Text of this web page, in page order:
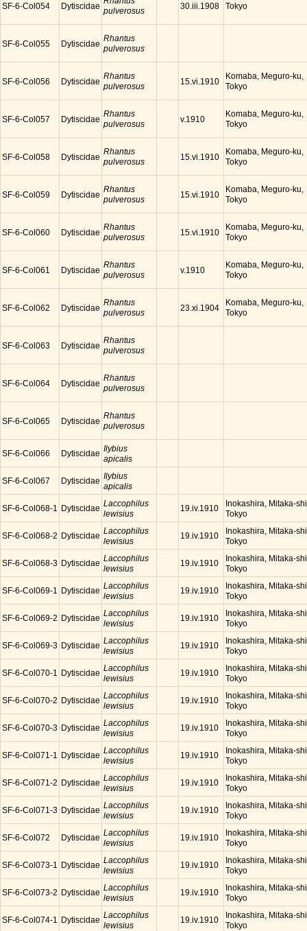
SF-6-Col054 Dytiscidae pulverosus
30.iii.1908 Tokyo
SF-6-Col055 Dytiscidae
Rhantus
pulverosus
SF-6-Col056 Dytiscidae
Rhantus
pulverosus
15.vi.1910
Komaba, Meguro-ku,
Tokyo
SF-6-Col057 Dytiscidae
Rhantus
pulverosus
v.1910
Komaba, Meguro-ku,
Tokyo
SF-6-Col058 Dytiscidae
Rhantus
pulverosus
15.vi.1910
Komaba, Meguro-ku,
Tokyo
SF-6-Col059 Dytiscidae
Rhantus
pulverosus
15.vi.1910
Komaba, Meguro-ku,
Tokyo
SF-6-Col060 Dytiscidae
Rhantus
pulverosus
15.vi.1910
Komaba, Meguro-ku,
Tokyo
SF-6-Col061 Dytiscidae
Rhantus
pulverosus
v.1910
Komaba, Meguro-ku,
Tokyo
SF-6-Col062 Dytiscidae
Rhantus
pulverosus
23.xi.1904
Komaba, Meguro-ku,
Tokyo
SF-6-Col063 Dytiscidae
Rhantus
pulverosus
SF-6-Col064 Dytiscidae
Rhantus
pulverosus
SF-6-Col065 Dytiscidae
Rhantus
pulverosus
SF-6-Col066 Dytiscidae Ilybius
apicalis
SF-6-Col067 Dytiscidae Ilybius
apicalis
SF-6-Col068-1 Dytiscidae Laccophilus
lewisius
19.iv.1910
Inokashira, Mitaka-
Tokyo
SF-6-Col068-2 Dytiscidae Laccophilus
lewisius
19.iv.1910
Inokashira, Mitaka-
Tokyo
SF-6-Col068-3 Dytiscidae Laccophilus
lewisius
19.iv.1910
Inokashira, Mitaka-
Tokyo
SF-6-Col069-1 Dytiscidae Laccophilus
lewisius
19.iv.1910
Inokashira, Mitaka-
Tokyo
SF-6-Col069-2 Dytiscidae Laccophilus
lewisius
19.iv.1910
Inokashira, Mitaka-
Tokyo
SF-6-Col069-3 Dytiscidae Laccophilus
lewisius
19.iv.1910
Inokashira, Mitaka-
Tokyo
SF-6-Col070-1 Dytiscidae Laccophilus
lewisius
19.iv.1910
Inokashira, Mitaka-
Tokyo
SF-6-Col070-2 Dytiscidae Laccophilus
lewisius
19.iv.1910
Inokashira, Mitaka-
Tokyo
SF-6-Col070-3 Dytiscidae Laccophilus
lewisius
19.iv.1910
Inokashira, Mitaka-
Tokyo
SF-6-Col071-1 Dytiscidae Laccophilus
lewisius
19.iv.1910
Inokashira, Mitaka-
Tokyo
SF-6-Col071-2 Dytiscidae Laccophilus
lewisius
19.iv.1910
Inokashira, Mitaka-
Tokyo
SF-6-Col071-3 Dytiscidae Laccophilus
lewisius
19.iv.1910
Inokashira, Mitaka-
Tokyo
SF-6-Col072 Dytiscidae Laccophilus
lewisius
19.iv.1910
Inokashira, Mitaka-
Tokyo
SF-6-Col073-1 Dytiscidae Laccophilus
lewisius
19.iv.1910
Inokashira, Mitaka-
Tokyo
SF-6-Col073-2 Dytiscidae Laccophilus
lewisius
19.iv.1910
Inokashira, Mitaka-
Tokyo
SF-6-Col074-1 Dytiscidae Laccophilus
lewisius
19.iv.1910
Inokashira, Mitaka-
Tokyo